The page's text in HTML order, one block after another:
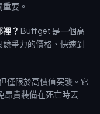
要。
？ Buffget 是一個高
爭力的價格、快速到
僅限於高價值突襲。它
昂貴裝備在死亡時丟